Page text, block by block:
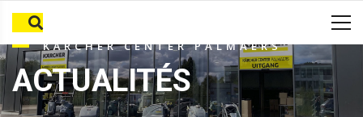
KÄRCHER CENTER PALMAERS
ACTUALITÉS